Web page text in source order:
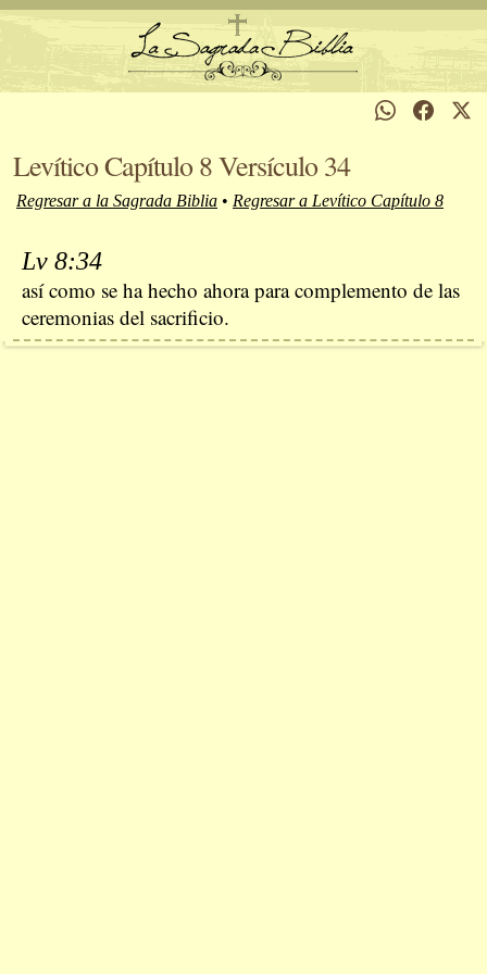
Levítico Capítulo 8 Versículo 34
Regresar a la Sagrada Biblia • Regresar a Levítico Capítulo 8
Lv 8:34
así como se ha hecho ahora para complemento de las
ceremonias del sacrificio.